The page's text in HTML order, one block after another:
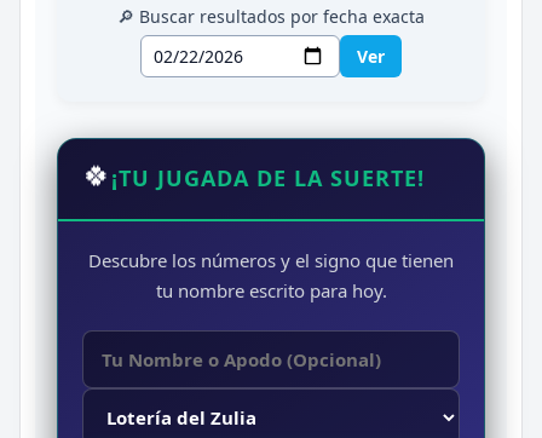
🔎 Buscar resultados por fecha exacta
Ver
🍀 ¡TU JUGADA DE LA SUERTE!
Descubre los números y el signo que tienen
tu nombre escrito para hoy.